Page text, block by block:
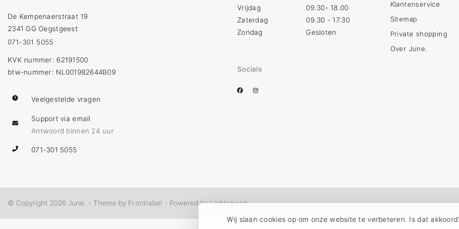
Wij slaan cookies op om onze website te verbeteren. Is dat
De Kempenaerstraat 19
2341 GG Oegstgeest
071-301 5055
KVK nummer: 62191500
btw-nummer: NL001982644B09
Veelgestelde vragen
Support via email
Antwoord binnen 24 uur
071-301 5055
Vrijdag
09.30- 18.00
Zaterdag
09.30 - 17.30
Zondag
Gesloten
Socials
Klantenservice
Sitemap
Private shopping
Over June.
© Copyright 2026 June. - Theme by Frontlabel - Powered by Lightspeed